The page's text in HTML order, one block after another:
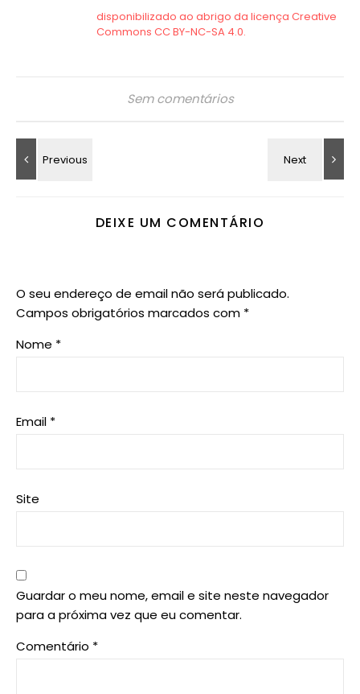
Sem comentários
DEIXE UM COMENTÁRIO
O seu endereço de email não será publicado.
Campos obrigatórios marcados com *
Nome *
Email *
Site
Guardar o meu nome, email e site neste navegador
para a próxima vez que eu comentar.
Comentário *